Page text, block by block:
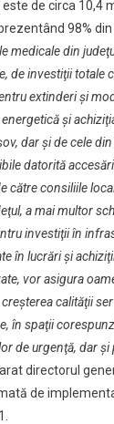
de circa 10,4
98%
medicale din
de investiţii totale
extinderi şi
şi
dar şi de cele
datorită
către consiliile
a mai multor
investiţii în
în lucrări şi
vor asigura
calităţii
în spaţii
de urgenţă, dar
directorul
de